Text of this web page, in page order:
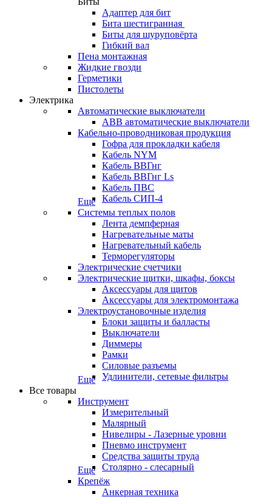
Адаптер для бит
Бита шестигранная
Биты для шуруповёрта
Гибкий вал
Пена монтажная
Жидкие гвозди
Герметики
Пистолеты
Электрика
Автоматические выключатели
ABB автоматические выключатели
Кабельно-проводниковая продукция
Гофра для прокладки кабеля
Кабель NYM
Кабель ВВГнг
Кабель ВВГнг Ls
Кабель ПВС
Кабель СИП-4
Еще
Системы теплых полов
Лента демпферная
Нагревательные маты
Нагревательный кабель
Терморегуляторы
Электрические счетчики
Электрические щитки, шкафы, боксы
Аксессуары для щитов
Аксессуары для электромонтажа
Электроустановочные изделия
Блоки защиты и балласты
Выключатели
Диммеры
Рамки
Силовые разъемы
Удлинители, сетевые фильтры
Еще
Все товары
Инструмент
Измерительный
Малярный
Нивелиры - Лазерные уровни
Пневмо инструмент
Средства защиты труда
Столярно - слесарный
Еще
Крепёж
Анкерная техника